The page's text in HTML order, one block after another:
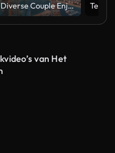
Diverse Couple Enjoying Sunset Views from High Rise Sky Deck Overlooking Palm Jumeirah
van Het